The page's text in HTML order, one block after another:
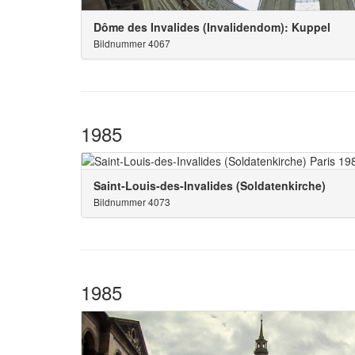
Dôme des Invalides (Invalidendom): Kuppel
Bildnummer 4067
1985
Saint-Louis-des-Invalides (Soldatenkirche)
Bildnummer 4073
1985